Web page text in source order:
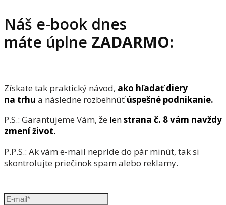
Náš e-book dnes
máte úplne ZADARMO:
Získate tak praktický návod, ako hľadať diery
na trhu a následne rozbehnúť úspešné podnikanie.
P.S.: Garantujeme Vám, že lenstrana č. 8 vám navždy
zmení život.
P.P.S.: Ak vám e-mail nepríde do pár minút, tak si
skontrolujte priečinok spam alebo reklamy.